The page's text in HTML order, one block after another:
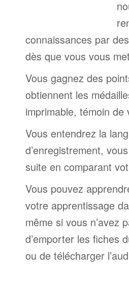
connaissances par
dès que vous vous
Vous gagnez des
obtiennent les
imprimable, témoin de
Vous entendrez la
d’enregistrement,
suite en comparant
Vous pouvez
votre apprentissage
même si vous n’avez
d’emporter les fiches
ou de télécharger